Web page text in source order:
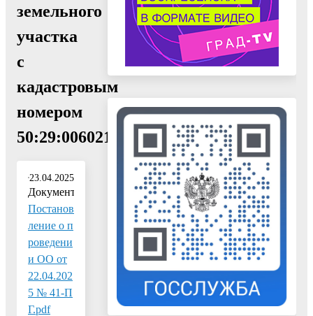
земельного
участка
с
кадастровым
номером
50:29:0060211:24"
23.04.2025
Документ:
Постанов
ление о п
роведени
и ОО от
22.04.202
5 № 41-П
Г.pdf